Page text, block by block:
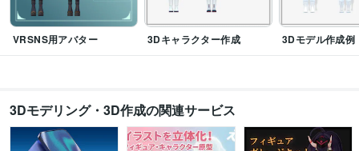
VRSNS用アバター 3Dキャラクター作成 3Dモデル作成例
3Dモデリング・3D作成の関連サービス